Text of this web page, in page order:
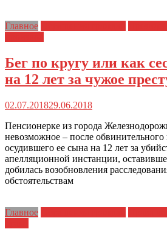
Главное
Бег по кругу или как
на 12 лет за чужое
02.07.201829.06.2018
Пенсионерке из города
невозможное – после обвинительного
осудившего ее сына на 12 лет за
апелляционной инстанции,
добилась возобновления
обстоятельствам
Главное